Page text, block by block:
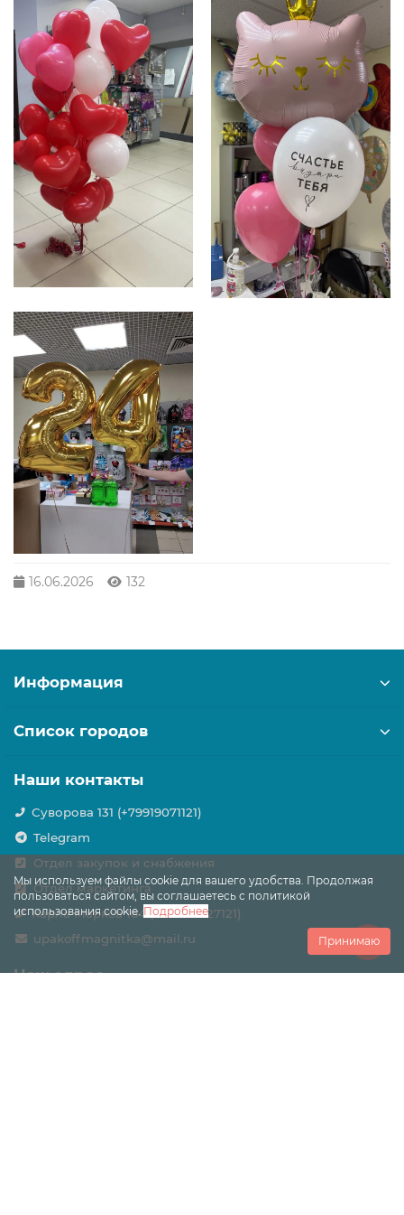
16.06.2026 132
Мы используем файлы cookie для вашего удобства. Продолжая
пользоваться сайтом, вы соглашаетесь с политикой
использования cookie.Подробнее
Принимаю
Информация
Список городов
Наши контакты
Суворова 131 (+79919071121)
Telegram
Отдел закупок и снабжения
Отдел маркетинга
Карла Маркса 164 (+79088227121)
upakoffmagnitka@mail.ru
Наш адрес